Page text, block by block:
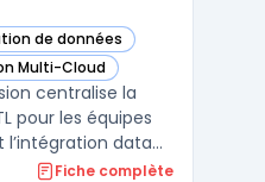
de données
Fusion dans cette catégorie
Multi-Cloud
Fusion dans cette catégorie
centralise la
pour les équipes
data
natif. LesFiche complète